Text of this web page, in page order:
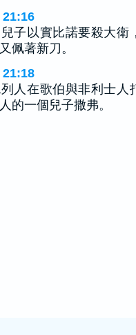
21:16
子以實比諾要殺大衛
佩著新刀。
21:18
人在歌伯與非利士人
的一個兒子撒弗。